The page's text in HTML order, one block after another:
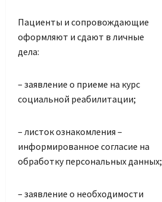
Пациенты и сопровождающие
оформляют и сдают в личные
дела:
– заявление о приеме на курс
социальной реабилитации;
– листок ознакомления –
информированное согласие на
обработку персональных данных;
– заявление о необходимости